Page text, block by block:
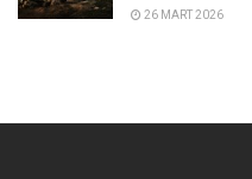
26 MART 2026